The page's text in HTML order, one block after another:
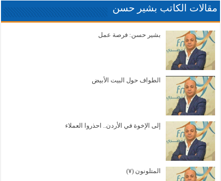
مقالات الكاتب بشير حسن
بشير حسن: فرصة عمل
الطواف حول البيت الأبيض
إلى الإخوة في الأردن.. احذروا العملاء
المتلونون (٧)